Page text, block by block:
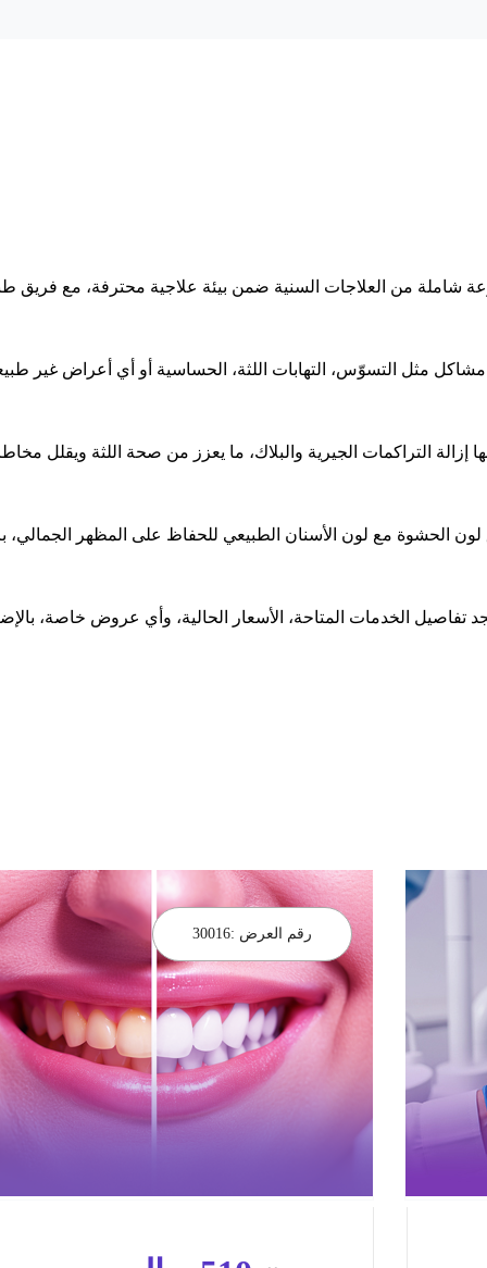
شاملة من العلاجات السنية ضمن بيئة علاجية محترفة، مع فريق
مثل التسوّس، التهابات اللثة، الحساسية أو أي أعراض غير
التراكمات الجيرية والبلاك، ما يعزز من صحة اللثة ويقلل
الحشوة مع لون الأسنان الطبيعي للحفاظ على المظهر الجمالي،
الخدمات المتاحة، الأسعار الحالية، وأي عروض خاصة،
رقم العرض :30016